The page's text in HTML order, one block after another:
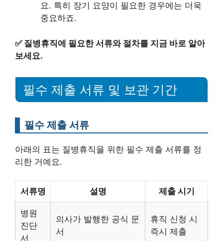
요. 특히 장기 요양이 필요한 경우에는 더욱
중요하죠.
✅ 질병휴직에 필요한 서류와 절차를 지금 바로 알아
보세요.
필수 제출 서류 및 보관 기간
필수 제출 서류
아래의 표는 질병휴직을 위한 필수 제출 서류를 정
리한 거예요.
서류명 설명 제출 시기
병원
진단
서
의사가 발행한 공식 문
서
휴직 신청 시
즉시 제출